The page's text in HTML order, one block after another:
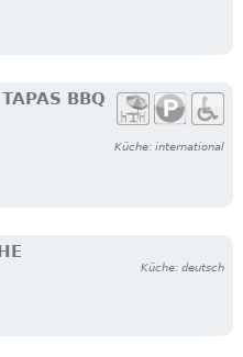
BBQ
Küche: international
Küche: deutsch